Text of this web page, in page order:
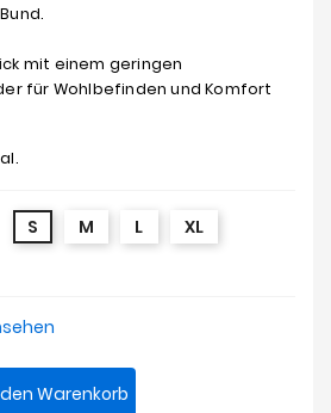
mit einem geringen
für Wohlbefinden und Komfort
S M L
XL
Warenkorb